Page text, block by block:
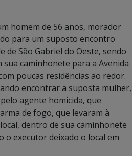
homem de 56 anos, morador
para um suposto encontro
de São Gabriel do Oeste, sendo
sua caminhonete para a Avenida
poucas residências ao redor.
encontrar a suposta mulher,
agente homicida, que
de fogo, que levaram à
dentro de sua caminhonete
o executor deixado o local em